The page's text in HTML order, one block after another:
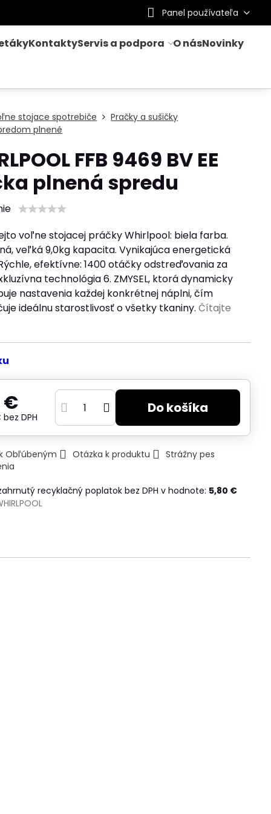
Panel používateľa
KontaktyServis a podpora O násNovinky
stojace spotrebiče
Pračky a sušičky
plnené
FFB 9469 BV EE
plnená spredu
voľne stojacej práčky Whirlpool: biela farba.
veľká 9,0kg kapacita. Vynikajúca energetická
efektívne: 1400 otáčky odstreďovania za
technológia 6. ZMYSEL, ktorá dynamicky
nastavenia každej konkrétnej náplni, čím
ideálnu starostlivosť o všetky tkaniny.Čítajte
€
bez DPH
Do košíka
Obľúbeným Otázka k produktu
Strážny pes
recyklačný poplatok bez DPH v hodnote: 5,80 €